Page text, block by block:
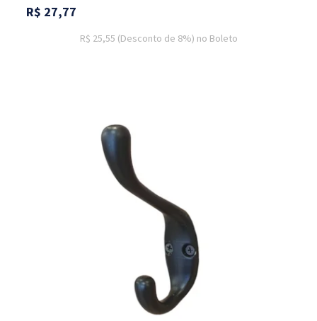
R$ 27,77
R$ 25,55 (Desconto de 8%) no Boleto